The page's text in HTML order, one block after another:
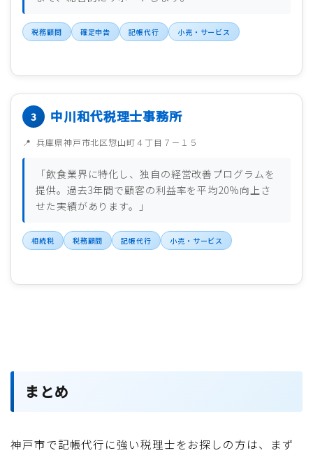
税務顧問 確定申告 記帳代行 小売・サービス
中川和代税理士事務所
兵庫県神戸市北区惣山町４丁目７－１５
「飲食業界に特化し、独自の経営改善プログラムを
提供。過去3年間で顧客の利益率を平均20%向上さ
せた実績があります。」
相続税 税務顧問 記帳代行 小売・サービス
まとめ
神戸市で記帳代行に強い税理士をお探しの方は、まず